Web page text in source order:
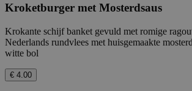
Kroketburger met Mosterdsaus
Krokante schijf banket gevuld met romige
Nederlands rundvlees met huisgemaakte
witte bol
€ 4.00